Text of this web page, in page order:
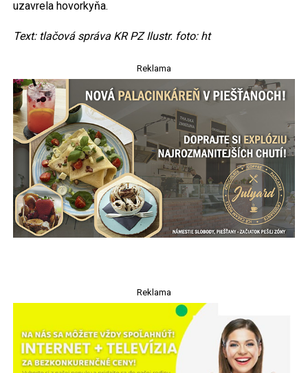
uzavrela hovorkyňa.
Text: tlačová správa KR PZ Ilustr. foto: ht
Reklama
Reklama